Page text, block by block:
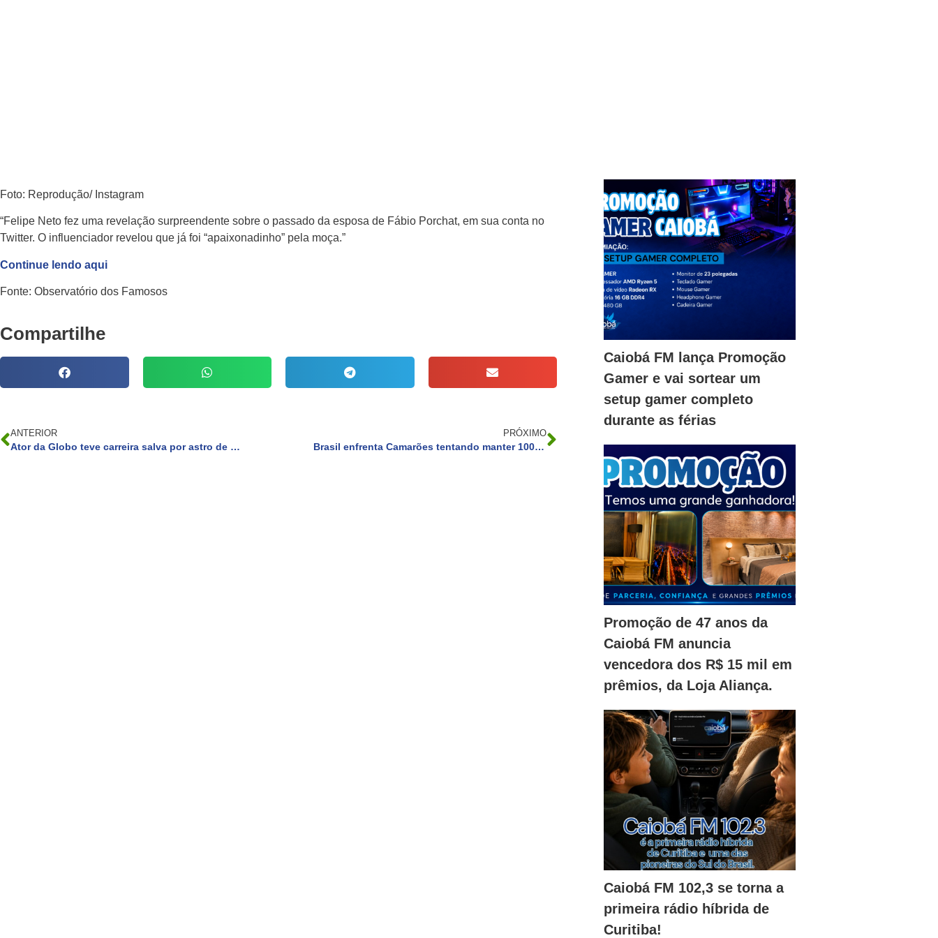
Foto: Reprodução/ Instagram
“Felipe Neto fez uma revelação surpreendente sobre o passado da esposa de Fábio Porchat, em sua conta no
Twitter. O influenciador revelou que já foi “apaixonadinho” pela moça.”
Continue lendo aqui
Fonte: Observatório dos Famosos
Compartilhe
ANTERIOR
Ator da Globo teve carreira salva por astro de Hollywood: ‘Me ajudou a sobreviver’
PRÓXIMO
Brasil enfrenta Camarões tentando manter 100% de aproveitamento na Copa
Caiobá FM lança Promoção
Gamer e vai sortear um
setup gamer completo
durante as férias
Promoção de 47 anos da
Caiobá FM anuncia
vencedora dos R$ 15 mil em
prêmios, da Loja Aliança.
Caiobá FM 102,3 se torna a
primeira rádio híbrida de
Curitiba!